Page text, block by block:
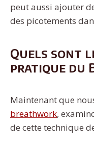
peut aussi ajouter
des picotements
Quels sont
pratique du
Maintenant que
breathwork,
de cette technique